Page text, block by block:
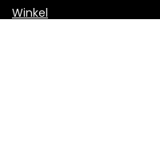
Winkel